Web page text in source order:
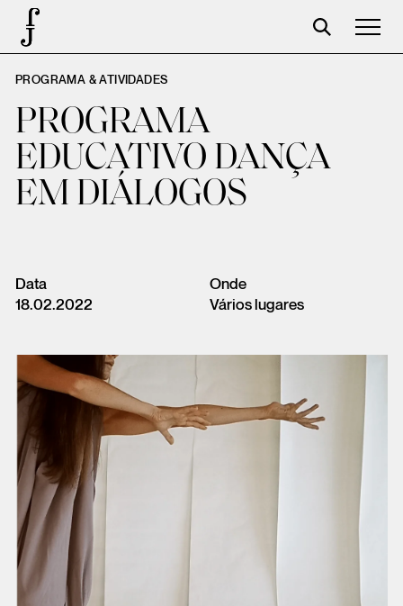
José Saramago
Programación
La Fundación
Aparceros
Tienda
Carrito
Acceso
PROGRAMA & ATIVIDADES
PROGRAMA
EDUCATIVO DANÇA
EM DIÁLOGOS
Data
18.02.2022
Onde
Vários lugares